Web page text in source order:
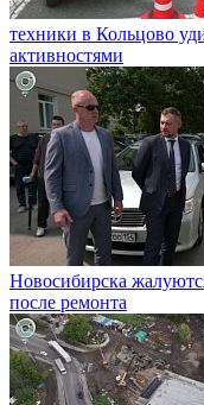
техники в Кольцово
активностями
Новосибирска
после ремонта